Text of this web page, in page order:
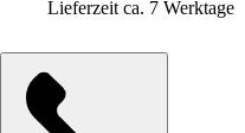
Lieferzeit ca. 7 Werktage